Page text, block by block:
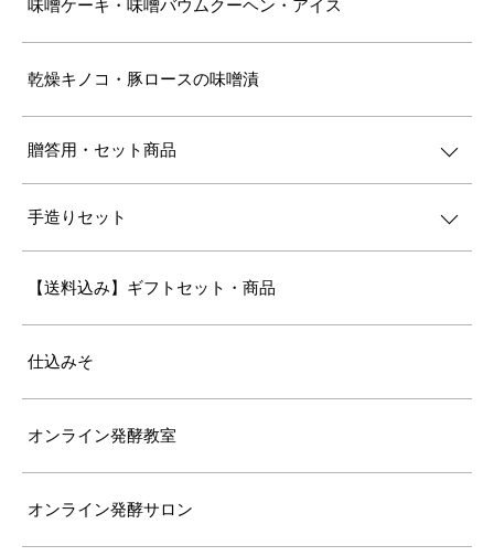
味噌ケーキ・味噌バウムクーヘン・アイス
乾燥キノコ・豚ロースの味噌漬
贈答用・セット商品
手造りセット
【送料込み】ギフトセット・商品
仕込みそ
オンライン発酵教室
オンライン発酵サロン